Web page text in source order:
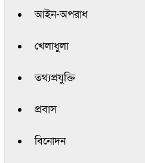
আইন-অপরাধ
খেলাধুলা
তথ্যপ্রযুক্তি
প্রবাস
বিনোদন